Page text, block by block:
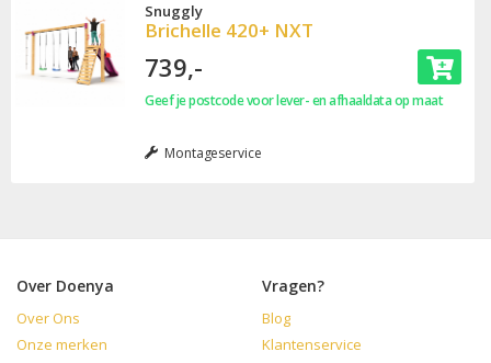
Snuggly
Brichelle 420+ NXT
739,-
Geef je postcode voor lever- en afhaaldata op maat
Montageservice
Over Doenya
Over Ons
Onze merken
Vragen?
Blog
Klantenservice